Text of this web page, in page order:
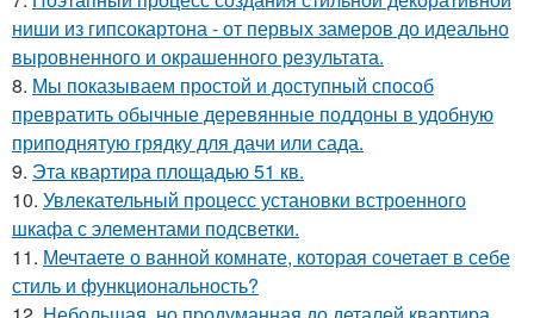
ниши из гипсокартона - от первых замеров до идеально
выровненного и окрашенного результата.
8. Мы показываем простой и доступный способ
превратить обычные деревянные поддоны в удобную
приподнятую грядку для дачи или сада.
9. Эта квартира площадью 51 кв.
10. Увлекательный процесс установки встроенного
шкафа с элементами подсветки.
11. Мечтаете о ванной комнате, которая сочетает в себе
стиль и функциональность?